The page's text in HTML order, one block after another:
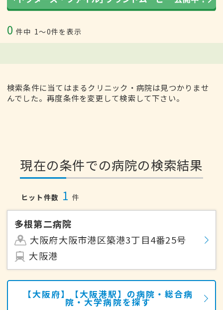
0 件中 1〜0件を表示
検索条件に当てはまるクリニック・病院は見つかりませ
んでした。再度条件を変更して検索して下さい。
現在の条件での病院の検索結果
ヒット件数 1 件
多根第二病院
大阪府大阪市港区築港3丁目4番25号
大阪港
【大阪府】【大阪港駅】の病院・総合病
院・大学病院を探す